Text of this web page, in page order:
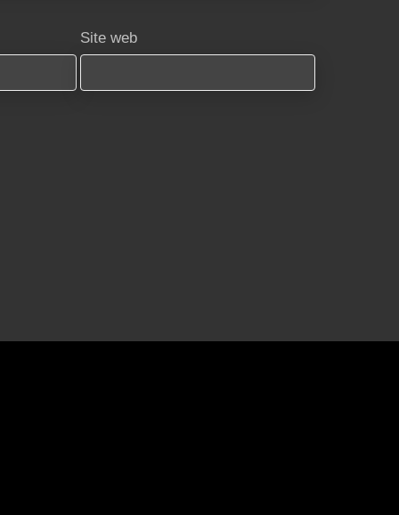
Site web